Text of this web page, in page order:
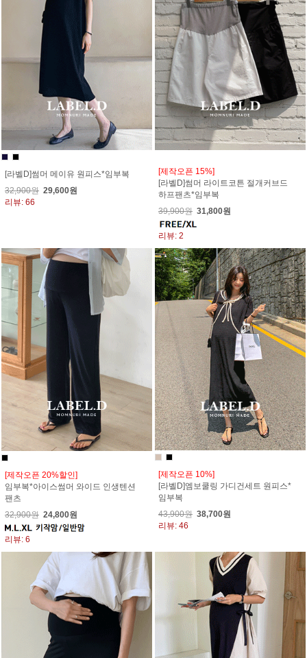
[라벨D]썸머 메이유 원피스*임부복
32,900원 29,600원
리뷰: 66
[제작오픈 15%]
[라벨D]썸머 라이트코튼 절개커브드
하프팬츠*임부복
39,900원 31,800원
리뷰: 2
[제작오픈 20%할인]
임부복*아이스썸머 와이드 인생텐션
팬츠
32,900원 24,800원
리뷰: 6
[제작오픈 10%]
[라벨D]엠보쿨링 가디건세트 원피스*
임부복
43,900원 38,700원
리뷰: 46